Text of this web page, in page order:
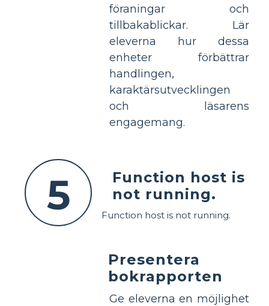
föraningar och
tillbakablickar. Lär
eleverna hur dessa
enheter förbättrar
handlingen,
karaktärsutvecklingen
och läsarens
engagemang.
5
Function host is
not running.
Function host is not running.
Presentera
bokrapporten
Ge eleverna en möjlighet